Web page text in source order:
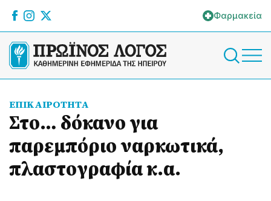
Φαρμακεία
ΕΠΙΚΑΙΡΟΤΗΤΑ
Στο… δόκανο για
παρεμπόριο ναρκωτικά,
πλαστογραφία κ.α.